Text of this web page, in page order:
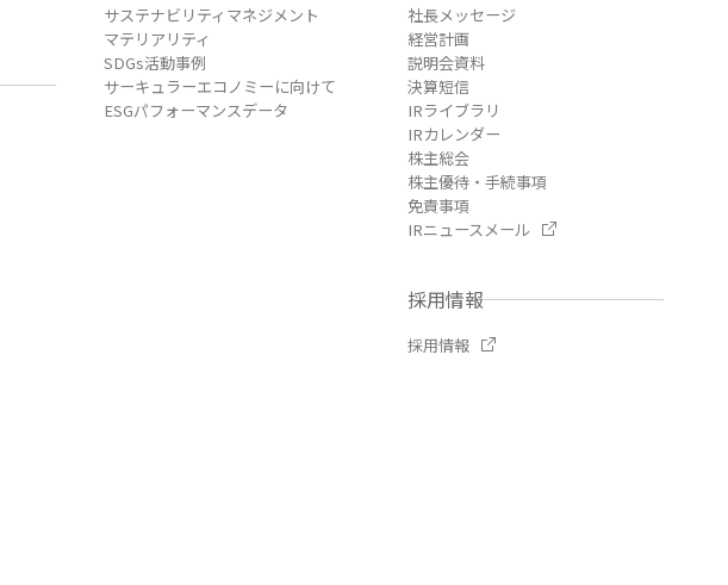
サステナビリティマネジメント
マテリアリティ
SDGs活動事例
サーキュラーエコノミーに向けて
ESGパフォーマンスデータ
社長メッセージ
経営計画
説明会資料
決算短信
IRライブラリ
IRカレンダー
株主総会
株主優待・手続事項
免責事項
IRニュースメール
採用情報
採用情報